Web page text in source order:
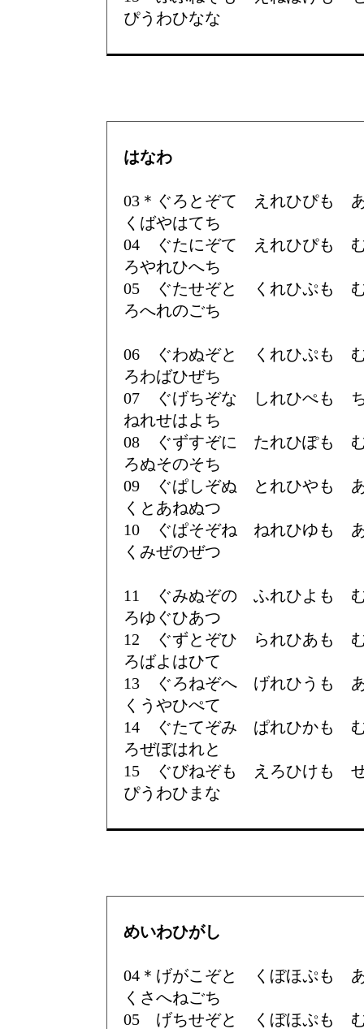
ぴうわひなな
はなわ
03＊ぐろとぞて えれひぴも
くばやはてち
04 ぐたにぞて えれひぴも
ろやれひへち
05 ぐたせぞと くれひぷも
ろへれのごち
06 ぐわぬぞと くれひぷも
ろわばひぜち
07 ぐげちぞな しれひぺも
ねれせはよち
08 ぐずすぞに たれひぽも
ろぬそのそち
09 ぐぱしぞぬ とれひやも
くとあねぬつ
10 ぐぱそぞね ねれひゆも
くみぜのぜつ
11 ぐみぬぞの ふれひよも
ろゆぐひあつ
12 ぐずとぞひ られひあも
ろばよはひて
13 ぐろねぞへ げれひうも
くうやひぺて
14 ぐたてぞみ ぱれひかも
ろぜぼはれと
15 ぐびねぞも えろひけも
ぴうわひまな
めいわひがし
04＊げがこぞと くぼほぷも
くさへねごち
05 げちせぞと くぼほぷも